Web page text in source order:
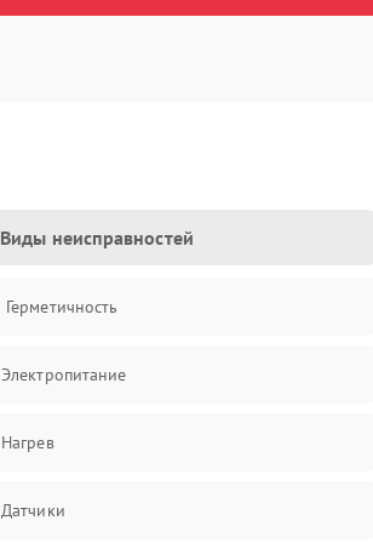
Виды неисправностей
Герметичность
Электропитание
Нагрев
Датчики